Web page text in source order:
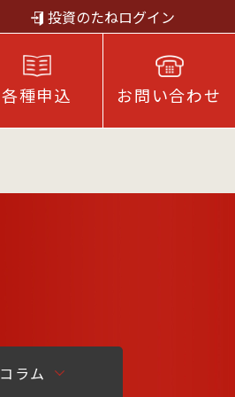
投資のたねログイン
各種申込 お問い合わせ
コラム